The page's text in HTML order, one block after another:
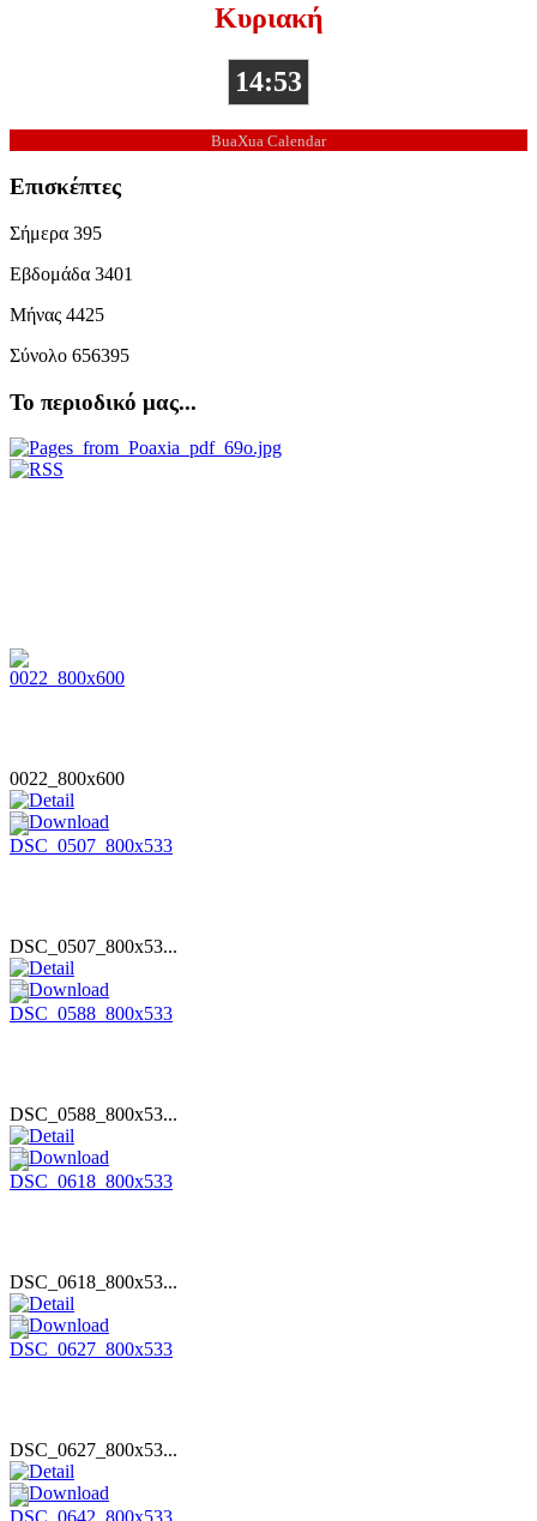
Κυριακή
14:53
BuaXua Calendar
Επισκέπτες
Σήμερα 395
Εβδομάδα 3401
Μήνας 4425
Σύνολο 656395
Το περιοδικό μας...
0022_800x600
DSC_0507_800x53...
DSC_0588_800x53...
DSC_0618_800x53...
DSC_0627_800x53...